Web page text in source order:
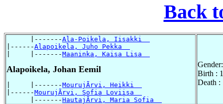
Back
      |-------
Ala-Poikela, Iisakki
|------Alapoikela, Juho Pekka
|     |-------Maaninka, Kaisa Lisa
Alapoikela, Johan Eemil
|     |-------MourujÃrvi, Heikki
|------MourujÃrvi, Sofia Loviisa
      |-------
HautajÃrvi, Maria Sofia
Birth :
Death :